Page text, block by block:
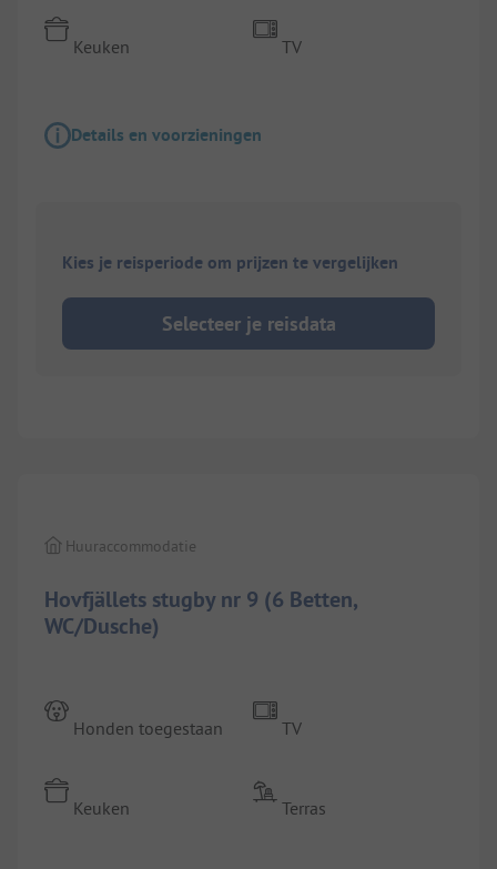
Keuken TV
Details en voorzieningen
Kies je reisperiode om prijzen te vergelijken
Selecteer je reisdata
Hovfjällets stugby nr 9 (6 Betten,
WC/Dusche)
Huuraccommodatie
Honden toegestaan
Keuken
TV
Terras